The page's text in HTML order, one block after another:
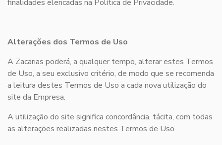
finalidades elencadas na Política de Privacidade.
Alterações dos Termos de Uso
A Zacarias poderá, a qualquer tempo, alterar estes Termos
de Uso, a seu exclusivo critério, de modo que se recomenda
a leitura destes Termos de Uso a cada nova utilização do
site da Empresa.
A utilização do site significa concordância, tácita, com todas
as alterações realizadas nestes Termos de Uso.